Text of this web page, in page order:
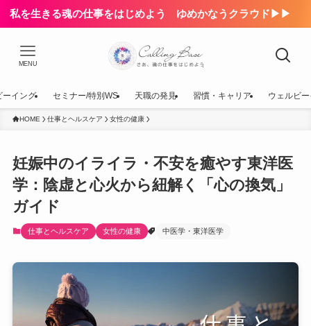
私を生きる魂の仕事をはじめよう ゆめかなうクラウド▶▶
MENU
ーイング セミナー/特別WS 天職の発見 習慣・キャリア ウェルビ
HOME 仕事とヘルスケア 女性の健康
妊娠中のイライラ・不安を癒やす東洋医
学：陰虚と心火から紐解く「心の換気」
ガイド
仕事とヘルスケア 女性の健康 中医学・東洋医学